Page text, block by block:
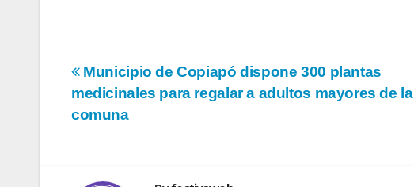
Navegación
de
Municipio de Copiapó dispone 300 plantas
medicinales para regalar a adultos mayores de la
comuna